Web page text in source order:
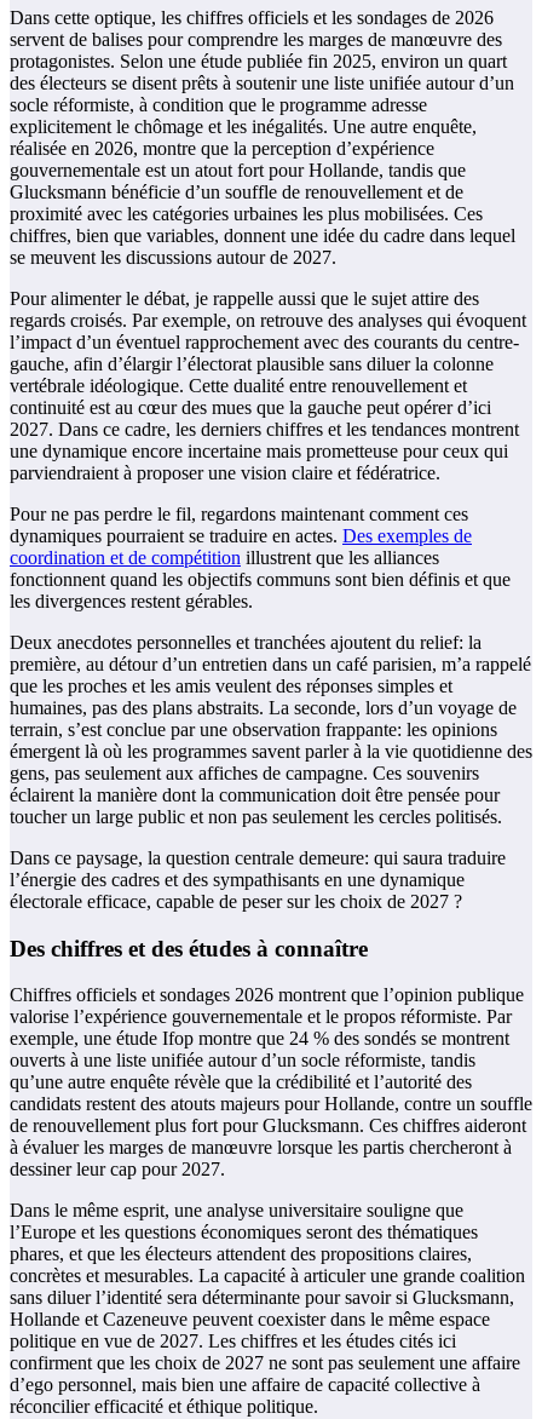
Dans cette optique, les chiffres officiels et les sondages de 2026
servent de balises pour comprendre les marges de manœuvre des
protagonistes. Selon une étude publiée fin 2025, environ un quart
des électeurs se disent prêts à soutenir une liste unifiée autour d’un
socle réformiste, à condition que le programme adresse
explicitement le chômage et les inégalités. Une autre enquête,
réalisée en 2026, montre que la perception d’expérience
gouvernementale est un atout fort pour Hollande, tandis que
Glucksmann bénéficie d’un souffle de renouvellement et de
proximité avec les catégories urbaines les plus mobilisées. Ces
chiffres, bien que variables, donnent une idée du cadre dans lequel
se meuvent les discussions autour de 2027.
Pour alimenter le débat, je rappelle aussi que le sujet attire des
regards croisés. Par exemple, on retrouve des analyses qui évoquent
l’impact d’un éventuel rapprochement avec des courants du centre-
gauche, afin d’élargir l’électorat plausible sans diluer la colonne
vertébrale idéologique. Cette dualité entre renouvellement et
continuité est au cœur des mues que la gauche peut opérer d’ici
2027. Dans ce cadre, les derniers chiffres et les tendances montrent
une dynamique encore incertaine mais prometteuse pour ceux qui
parviendraient à proposer une vision claire et fédératrice.
Pour ne pas perdre le fil, regardons maintenant comment ces
dynamiques pourraient se traduire en actes. Des exemples de
coordination et de compétition illustrent que les alliances
fonctionnent quand les objectifs communs sont bien définis et que
les divergences restent gérables.
Deux anecdotes personnelles et tranchées ajoutent du relief: la
première, au détour d’un entretien dans un café parisien, m’a rappelé
que les proches et les amis veulent des réponses simples et
humaines, pas des plans abstraits. La seconde, lors d’un voyage de
terrain, s’est conclue par une observation frappante: les opinions
émergent là où les programmes savent parler à la vie quotidienne des
gens, pas seulement aux affiches de campagne. Ces souvenirs
éclairent la manière dont la communication doit être pensée pour
toucher un large public et non pas seulement les cercles politisés.
Dans ce paysage, la question centrale demeure: qui saura traduire
l’énergie des cadres et des sympathisants en une dynamique
électorale efficace, capable de peser sur les choix de 2027 ?
Des chiffres et des études à connaître
Chiffres officiels et sondages 2026 montrent que l’opinion publique
valorise l’expérience gouvernementale et le propos réformiste. Par
exemple, une étude Ifop montre que 24 % des sondés se montrent
ouverts à une liste unifiée autour d’un socle réformiste, tandis
qu’une autre enquête révèle que la crédibilité et l’autorité des
candidats restent des atouts majeurs pour Hollande, contre un souffle
de renouvellement plus fort pour Glucksmann. Ces chiffres aideront
à évaluer les marges de manœuvre lorsque les partis chercheront à
dessiner leur cap pour 2027.
Dans le même esprit, une analyse universitaire souligne que
l’Europe et les questions économiques seront des thématiques
phares, et que les électeurs attendent des propositions claires,
concrètes et mesurables. La capacité à articuler une grande coalition
sans diluer l’identité sera déterminante pour savoir si Glucksmann,
Hollande et Cazeneuve peuvent coexister dans le même espace
politique en vue de 2027. Les chiffres et les études cités ici
confirment que les choix de 2027 ne sont pas seulement une affaire
d’ego personnel, mais bien une affaire de capacité collective à
réconcilier efficacité et éthique politique.